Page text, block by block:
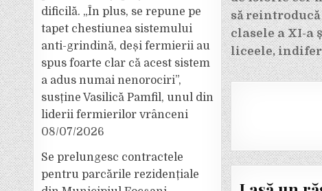
să
clasele a XI-a
liceele,
dificilă. „În plus, se repune pe
tapet chestiunea sistemului
anti-grindină, deși fermierii au
spus foarte clar că acest sistem
a adus numai nenorociri”,
susține Vasilică Pamfil, unul din
liderii fermierilor vrânceni
08/07/2026
Se prelungesc contractele
pentru parcările rezidențiale